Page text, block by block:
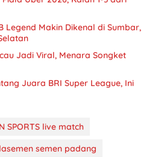
Legend Makin Dikenal di Sumbar,
Jadi Viral, Menara Songket
Juara BRI Super League, Ini
SPORTS live match
semen padang